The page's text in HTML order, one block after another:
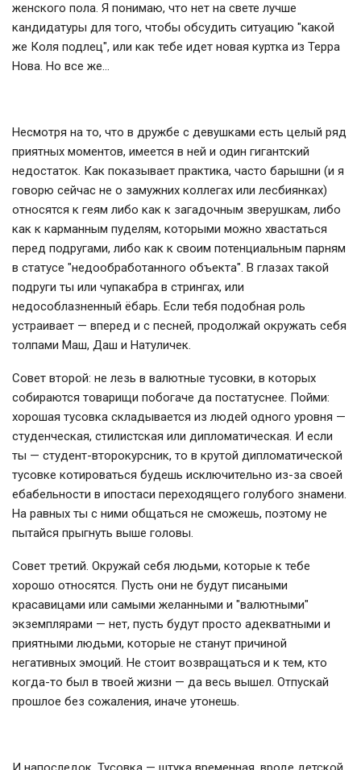
женского пола. Я понимаю, что нет на свете лучше
кандидатуры для того, чтобы обсудить ситуацию "какой
же Коля подлец", или как тебе идет новая куртка из Терра
Нова. Но все же…
Несмотря на то, что в дружбе с девушками есть целый ряд
приятных моментов, имеется в ней и один гигантский
недостаток. Как показывает практика, часто барышни (и я
говорю сейчас не о замужних коллегах или лесбиянках)
относятся к геям либо как к загадочным зверушкам, либо
как к карманным пуделям, которыми можно хвастаться
перед подругами, либо как к своим потенциальным парням
в статусе "недообработанного объекта". В глазах такой
подруги ты или чупакабра в стрингах, или
недособлазненный ёбарь. Если тебя подобная роль
устраивает — вперед и с песней, продолжай окружать себя
толпами Маш, Даш и Натуличек.
Совет второй: не лезь в валютные тусовки, в которых
собираются товарищи побогаче да постатуснее. Пойми:
хорошая тусовка складывается из людей одного уровня —
студенческая, стилистская или дипломатическая. И если
ты — студент-второкурсник, то в крутой дипломатической
тусовке котироваться будешь исключительно из-за своей
ебабельности в ипостаси переходящего голубого знамени.
На равных ты с ними общаться не сможешь, поэтому не
пытайся прыгнуть выше головы.
Совет третий. Окружай себя людьми, которые к тебе
хорошо относятся. Пусть они не будут писаными
красавицами или самыми желанными и "валютными"
экземплярами — нет, пусть будут просто адекватными и
приятными людьми, которые не станут причиной
негативных эмоций. Не стоит возвращаться и к тем, кто
когда-то был в твоей жизни — да весь вышел. Отпускай
прошлое без сожаления, иначе утонешь.